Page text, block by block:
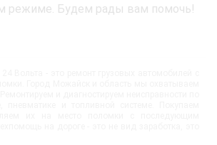
режиме. Будем рады вам помочь!